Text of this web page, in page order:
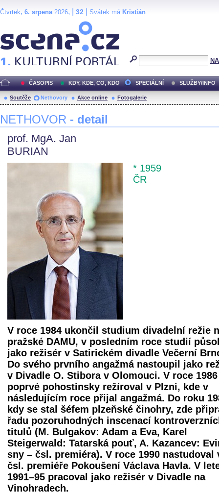
Čtvrtek, 6. srpena2026, | 32 Svátek má Kristián
ČASOPIS KDY, KDE, CO, KDO SPECIÁLNÍ SLUŽBY/INFO
Soutěže Nethovory Akce online Fotogalerie
NETHOVOR - detail
prof. MgA. Jan
BURIAN
* 1959
ČR
V roce 1984 ukončil studium divadelní režie
pražské DAMU, v posledním roce studií
jako režisér v Satirickém divadle Večerní
Do svého prvního angažmá nastoupil jako
v Divadle O. Stibora v Olomouci. V roce 1986
poprvé pohostinsky režíroval v Plzni, kde v
následujícím roce přijal angažmá. Do roku
kdy se stal šéfem plzeňské činohry, zde
řadu pozoruhodných inscenací
titulů (M. Bulgakov: Adam a Eva, Karel
Steigerwald: Tatarská pouť, A. Kazancev:
sny – čsl. premiéra). V roce 1990 nastudoval
čsl. premiéře Pokoušení Václava Havla. V
1991–95 pracoval jako režisér v Divadle na
Vinohradech.